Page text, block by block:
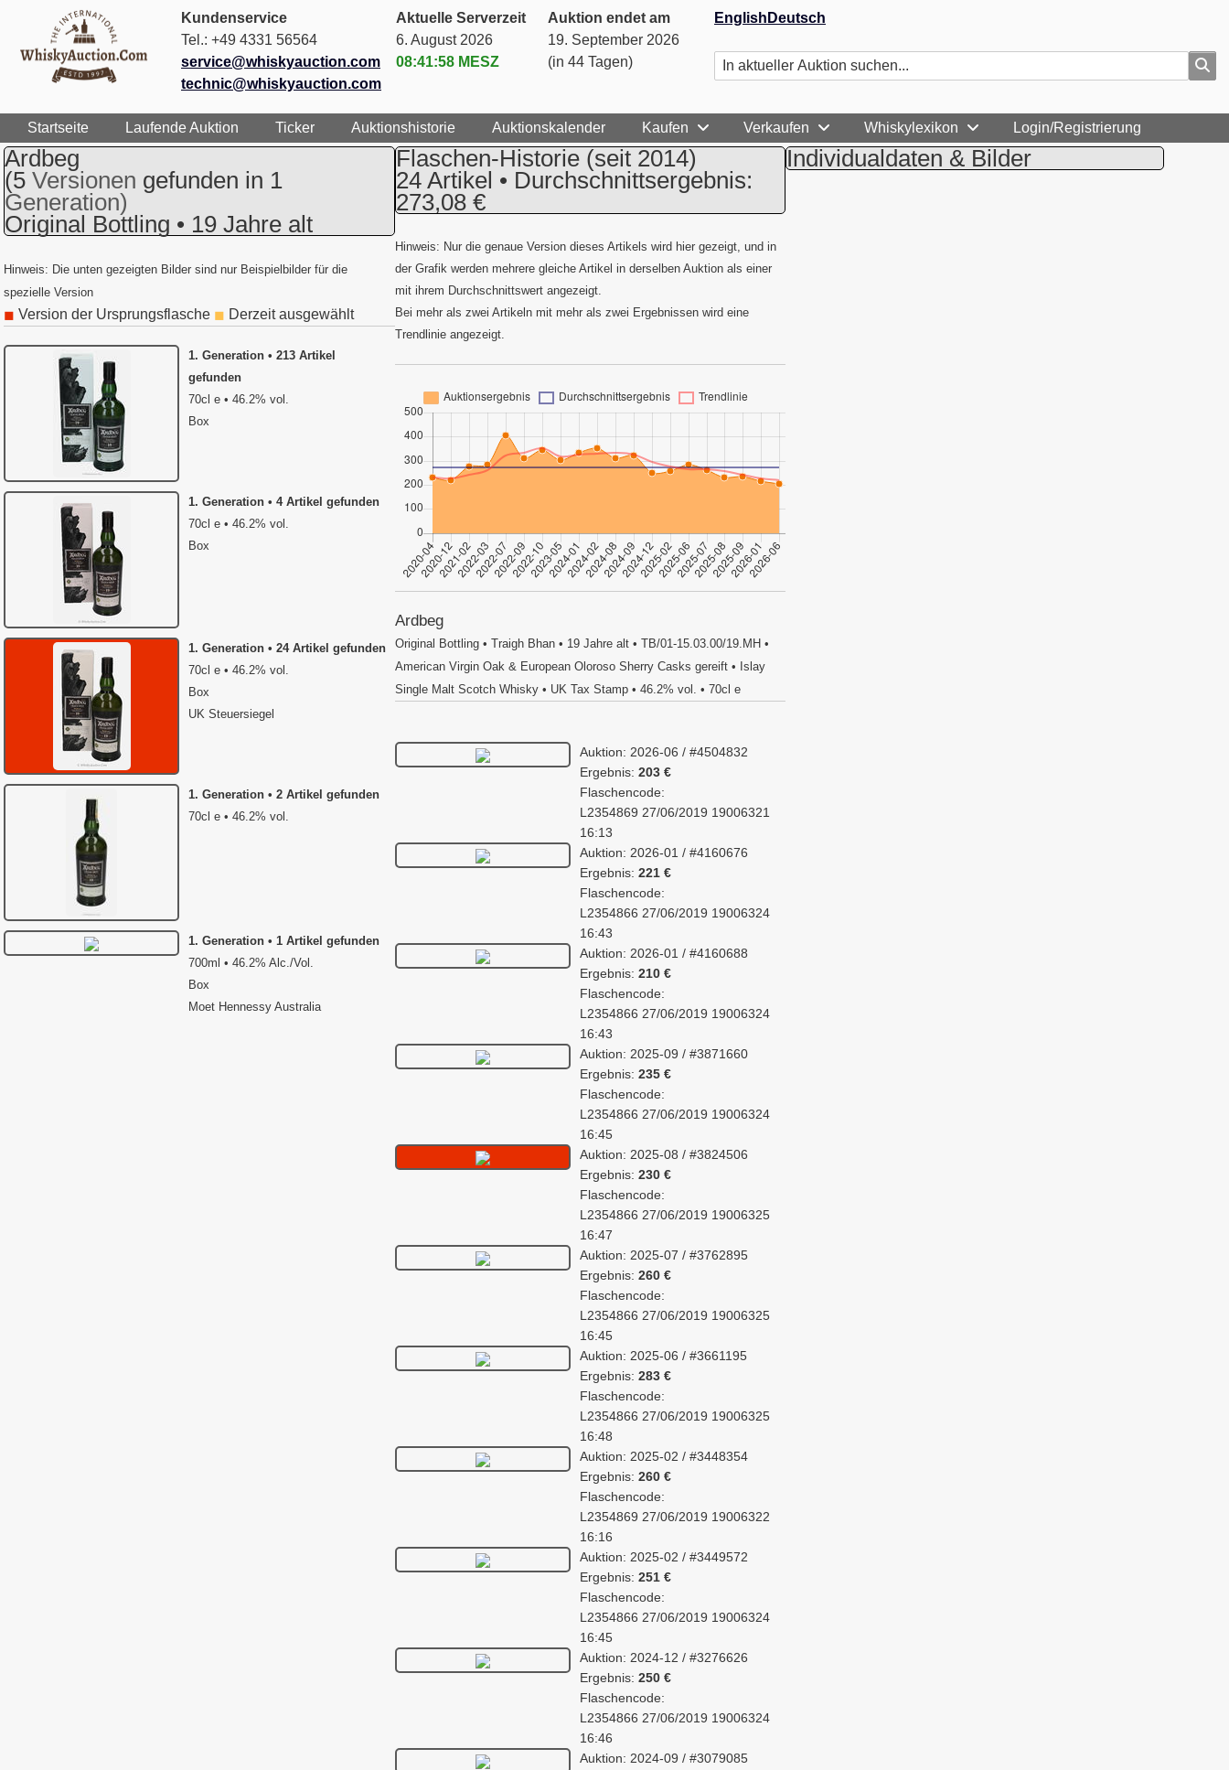
Kundenservice
Tel.: +49 4331 56564
service@whiskyauction.com
technic@whiskyauction.com
Aktuelle Serverzeit
6. August 2026
08:41:59 MESZ
Auktion endet am
19. September 2026
(in 44 Tagen)
English Deutsch
Startseite Laufende Auktion Ticker Auktionshistorie Auktionskalender Kaufen Verkaufen Whiskylexikon Login/Registrierung
Ardbeg
(5 Versionen gefunden in 1
Generation)
Original Bottling • 19 Jahre alt
Hinweis: Die unten gezeigten Bilder sind nur Beispielbilder für die
spezielle Version
◼ Version der Ursprungsflasche ◼ Derzeit ausgewählt
1. Generation • 213 Artikel
gefunden
70cl e • 46.2% vol.
Box
1. Generation • 4 Artikel gefunden
70cl e • 46.2% vol.
Box
1. Generation • 24 Artikel gefunden
70cl e • 46.2% vol.
Box
UK Steuersiegel
1. Generation • 2 Artikel gefunden
70cl e • 46.2% vol.
1. Generation • 1 Artikel gefunden
700ml • 46.2% Alc./Vol.
Box
Moet Hennessy Australia
Flaschen-Historie (seit 2014)
24 Artikel • Durchschnittsergebnis:
273,08 €
Hinweis: Nur die genaue Version dieses Artikels wird hier gezeigt, und in
der Grafik werden mehrere gleiche Artikel in derselben Auktion als einer
mit ihrem Durchschnittswert angezeigt.
Bei mehr als zwei Artikeln mit mehr als zwei Ergebnissen wird eine
Trendlinie angezeigt.
Ardbeg
Original Bottling • Traigh Bhan • 19 Jahre alt • TB/01-15.03.00/19.MH •
American Virgin Oak & European Oloroso Sherry Casks gereift • Islay
Single Malt Scotch Whisky • UK Tax Stamp • 46.2% vol. • 70cl e
Auktion: 2026-06 / #4504832
Ergebnis: 203 €
Flaschencode:
L2354869 27/06/2019 19006321
16:13
Auktion: 2026-01 / #4160676
Ergebnis: 221 €
Flaschencode:
L2354866 27/06/2019 19006324
16:43
Auktion: 2026-01 / #4160688
Ergebnis: 210 €
Flaschencode:
L2354866 27/06/2019 19006324
16:43
Auktion: 2025-09 / #3871660
Ergebnis: 235 €
Flaschencode:
L2354866 27/06/2019 19006324
16:45
Auktion: 2025-08 / #3824506
Ergebnis: 230 €
Flaschencode:
L2354866 27/06/2019 19006325
16:47
Auktion: 2025-07 / #3762895
Ergebnis: 260 €
Flaschencode:
L2354866 27/06/2019 19006325
16:45
Auktion: 2025-06 / #3661195
Ergebnis: 283 €
Flaschencode:
L2354866 27/06/2019 19006325
16:48
Auktion: 2025-02 / #3448354
Ergebnis: 260 €
Flaschencode:
L2354869 27/06/2019 19006322
16:16
Auktion: 2025-02 / #3449572
Ergebnis: 251 €
Flaschencode:
L2354866 27/06/2019 19006324
16:45
Auktion: 2024-12 / #3276626
Ergebnis: 250 €
Flaschencode:
L2354866 27/06/2019 19006324
16:46
Auktion: 2024-09 / #3079085
Individualdaten & Bilder